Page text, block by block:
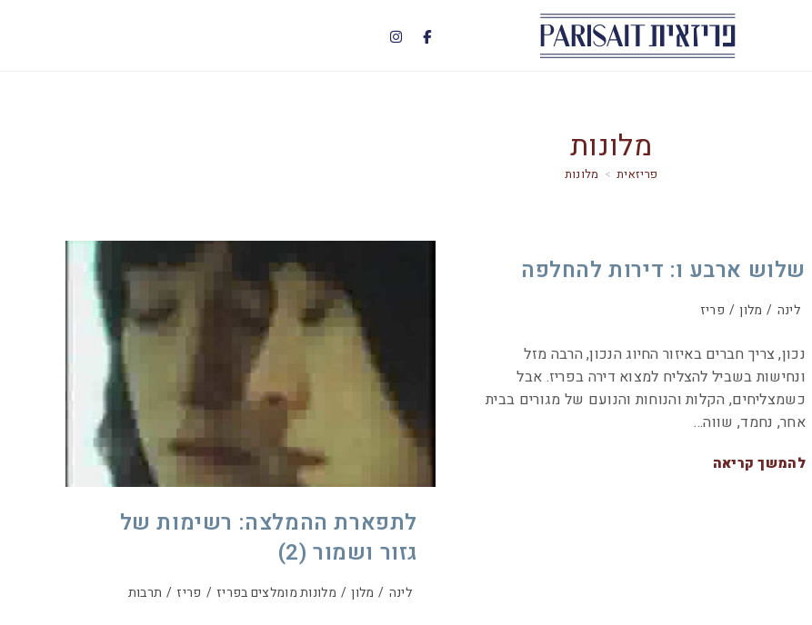
מלונות
> מלונות
לתפארת ההמלצה: רשימות של
גזור ושמור (2)
לינה / מלון / מלונות מומלצים בפריז / פריז / תרבות
שלוש ארבע ו: דירות להחלפה
לינה / מלון / פריז
נכון, צריך חברים באיזור החיוג הנכון, הרבה מזל
ונחישות בשביל להצליח למצוא דירה בפריז. אבל
כשמצליחים, הקלות והנוחות והנועם של מגורים בבית
אחר, נחמד, שווה…
להמשך קריאה